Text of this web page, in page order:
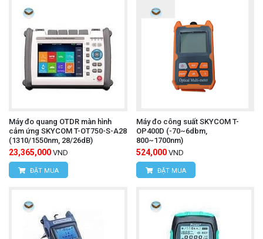
Máy đo quang OTDR màn hình
cảm ứng SKYCOM T-OT750-S-A28
(1310/1550nm, 28/26dB)
23,365,000 VND
ĐẶT MUA
Máy đo công suất SKYCOM T-
OP400D (-70~6dbm,
800~1700nm)
524,000 VND
ĐẶT MUA